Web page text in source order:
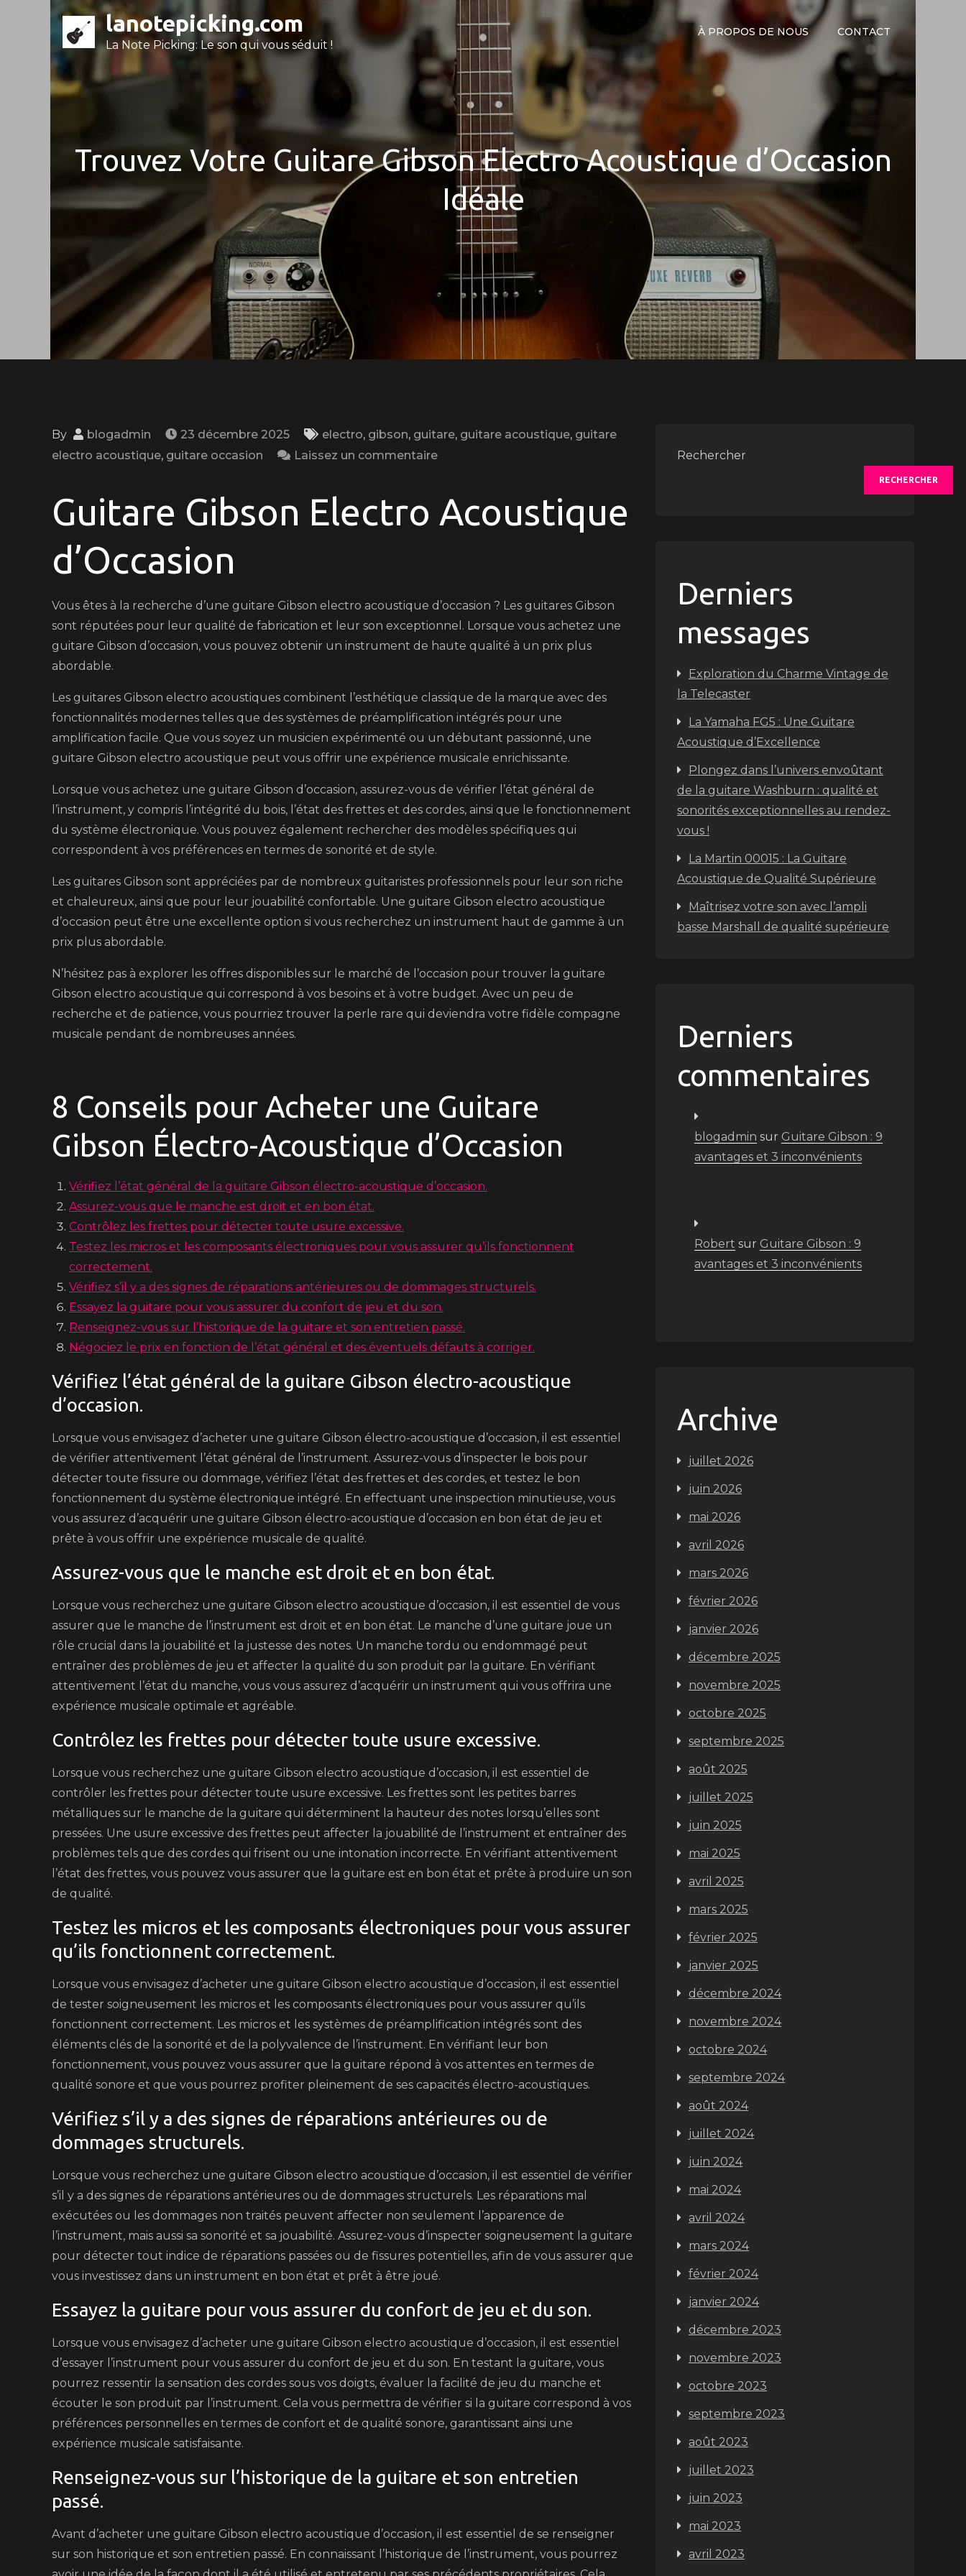
lanotepicking.com
La Note Picking: Le son qui vous séduit !
À PROPOS DE NOUS CONTACT
Trouvez Votre Guitare Gibson Electro Acoustique d’Occasion
Idéale
By blogadmin 23 décembre 2025 electro, gibson, guitare, guitare acoustique, guitare
electro acoustique, guitare occasion Laissez un commentaireon
Guitare
Guitare Gibson Electro Acoustique
d’Occasion
Vous êtes à la recherche d’une guitare Gibson electro acoustique d’occasion ? Les guitares Gibson
sont réputées pour leur qualité de fabrication et leur son exceptionnel. Lorsque vous achetez une
guitare Gibson d’occasion, vous pouvez obtenir un instrument de haute qualité à un prix plus
abordable.
Les guitares Gibson electro acoustiques combinent l’esthétique classique de la marque avec des
fonctionnalités modernes telles que des systèmes de préamplification intégrés pour une
amplification facile. Que vous soyez un musicien expérimenté ou un débutant passionné, une
guitare Gibson electro acoustique peut vous offrir une expérience musicale enrichissante.
Lorsque vous achetez une guitare Gibson d’occasion, assurez-vous de vérifier l’état général de
l’instrument, y compris l’intégrité du bois, l’état des frettes et des cordes, ainsi que le fonctionnement
du système électronique. Vous pouvez également rechercher des modèles spécifiques qui
correspondent à vos préférences en termes de sonorité et de style.
Les guitares Gibson sont appréciées par de nombreux guitaristes professionnels pour leur son riche
et chaleureux, ainsi que pour leur jouabilité confortable. Une guitare Gibson electro acoustique
d’occasion peut être une excellente option si vous recherchez un instrument haut de gamme à un
prix plus abordable.
N’hésitez pas à explorer les offres disponibles sur le marché de l’occasion pour trouver la guitare
Gibson electro acoustique qui correspond à vos besoins et à votre budget. Avec un peu de
recherche et de patience, vous pourriez trouver la perle rare qui deviendra votre fidèle compagne
musicale pendant de nombreuses années.
8 Conseils pour Acheter une Guitare
Gibson Électro-Acoustique d’Occasion
Vérifiez l’état général de la guitare Gibson électro-acoustique d’occasion.
Assurez-vous que le manche est droit et en bon état.
Contrôlez les frettes pour détecter toute usure excessive.
Testez les micros et les composants électroniques pour vous assurer qu’ils fonctionnent
correctement.
Vérifiez s’il y a des signes de réparations antérieures ou de dommages structurels.
Essayez la guitare pour vous assurer du confort de jeu et du son.
Renseignez-vous sur l’historique de la guitare et son entretien passé.
Négociez le prix en fonction de l’état général et des éventuels défauts à corriger.
Vérifiez l’état général de la guitare Gibson électro-acoustique
d’occasion.
Lorsque vous envisagez d’acheter une guitare Gibson électro-acoustique d’occasion, il est essentiel
de vérifier attentivement l’état général de l’instrument. Assurez-vous d’inspecter le bois pour
détecter toute fissure ou dommage, vérifiez l’état des frettes et des cordes, et testez le bon
fonctionnement du système électronique intégré. En effectuant une inspection minutieuse, vous
vous assurez d’acquérir une guitare Gibson électro-acoustique d’occasion en bon état de jeu et
prête à vous offrir une expérience musicale de qualité.
Assurez-vous que le manche est droit et en bon état.
Lorsque vous recherchez une guitare Gibson electro acoustique d’occasion, il est essentiel de vous
assurer que le manche de l’instrument est droit et en bon état. Le manche d’une guitare joue un
rôle crucial dans la jouabilité et la justesse des notes. Un manche tordu ou endommagé peut
entraîner des problèmes de jeu et affecter la qualité du son produit par la guitare. En vérifiant
attentivement l’état du manche, vous vous assurez d’acquérir un instrument qui vous offrira une
expérience musicale optimale et agréable.
Contrôlez les frettes pour détecter toute usure excessive.
Lorsque vous recherchez une guitare Gibson electro acoustique d’occasion, il est essentiel de
contrôler les frettes pour détecter toute usure excessive. Les frettes sont les petites barres
métalliques sur le manche de la guitare qui déterminent la hauteur des notes lorsqu’elles sont
pressées. Une usure excessive des frettes peut affecter la jouabilité de l’instrument et entraîner des
problèmes tels que des cordes qui frisent ou une intonation incorrecte. En vérifiant attentivement
l’état des frettes, vous pouvez vous assurer que la guitare est en bon état et prête à produire un son
de qualité.
Testez les micros et les composants électroniques pour vous assurer
qu’ils fonctionnent correctement.
Lorsque vous envisagez d’acheter une guitare Gibson electro acoustique d’occasion, il est essentiel
de tester soigneusement les micros et les composants électroniques pour vous assurer qu’ils
fonctionnent correctement. Les micros et les systèmes de préamplification intégrés sont des
éléments clés de la sonorité et de la polyvalence de l’instrument. En vérifiant leur bon
fonctionnement, vous pouvez vous assurer que la guitare répond à vos attentes en termes de
qualité sonore et que vous pourrez profiter pleinement de ses capacités électro-acoustiques.
Vérifiez s’il y a des signes de réparations antérieures ou de
dommages structurels.
Lorsque vous recherchez une guitare Gibson electro acoustique d’occasion, il est essentiel de vérifier
s’il y a des signes de réparations antérieures ou de dommages structurels. Les réparations mal
exécutées ou les dommages non traités peuvent affecter non seulement l’apparence de
l’instrument, mais aussi sa sonorité et sa jouabilité. Assurez-vous d’inspecter soigneusement la guitare
pour détecter tout indice de réparations passées ou de fissures potentielles, afin de vous assurer que
vous investissez dans un instrument en bon état et prêt à être joué.
Essayez la guitare pour vous assurer du confort de jeu et du son.
Lorsque vous envisagez d’acheter une guitare Gibson electro acoustique d’occasion, il est essentiel
d’essayer l’instrument pour vous assurer du confort de jeu et du son. En testant la guitare, vous
pourrez ressentir la sensation des cordes sous vos doigts, évaluer la facilité de jeu du manche et
écouter le son produit par l’instrument. Cela vous permettra de vérifier si la guitare correspond à vos
préférences personnelles en termes de confort et de qualité sonore, garantissant ainsi une
expérience musicale satisfaisante.
Renseignez-vous sur l’historique de la guitare et son entretien
passé.
Avant d’acheter une guitare Gibson electro acoustique d’occasion, il est essentiel de se renseigner
sur son historique et son entretien passé. En connaissant l’historique de l’instrument, vous pourrez
Rechercher
RECHERCHER
Derniers
messages
Exploration du Charme Vintage de
la Telecaster
La Yamaha FG5 : Une Guitare
Acoustique d’Excellence
Plongez dans l’univers envoûtant
de la guitare Washburn : qualité et
sonorités exceptionnelles au rendez-
vous !
La Martin 00015 : La Guitare
Acoustique de Qualité Supérieure
Maîtrisez votre son avec l’ampli
basse Marshall de qualité supérieure
Derniers
commentaires
blogadmin sur Guitare Gibson : 9
avantages et 3 inconvénients
Robert sur Guitare Gibson : 9
avantages et 3 inconvénients
Archive
juillet 2026
juin 2026
mai 2026
avril 2026
mars 2026
février 2026
janvier 2026
décembre 2025
novembre 2025
octobre 2025
septembre 2025
août 2025
juillet 2025
juin 2025
mai 2025
avril 2025
mars 2025
février 2025
janvier 2025
décembre 2024
novembre 2024
octobre 2024
septembre 2024
août 2024
juillet 2024
juin 2024
mai 2024
avril 2024
mars 2024
février 2024
janvier 2024
décembre 2023
novembre 2023
octobre 2023
septembre 2023
août 2023
juillet 2023
juin 2023
mai 2023
avril 2023